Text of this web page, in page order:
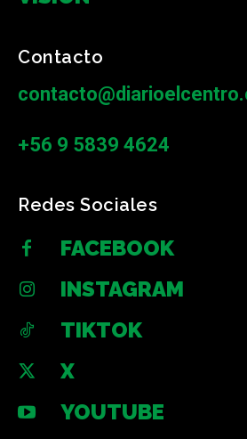
Contacto
+56 9 5839 4624
Redes Sociales
FACEBOOK
INSTAGRAM
TIKTOK
X
YOUTUBE